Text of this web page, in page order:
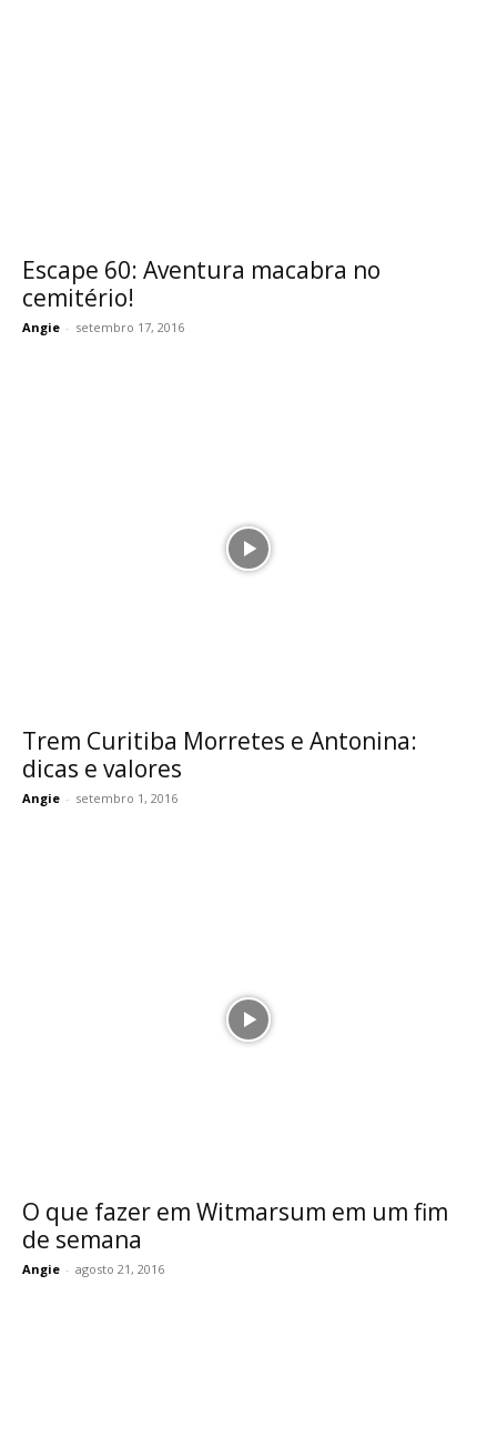
Escape 60: Aventura macabra no
cemitério!
Angie - setembro 17, 2016
Trem Curitiba Morretes e Antonina:
dicas e valores
Angie - setembro 1, 2016
O que fazer em Witmarsum em um fim
de semana
Angie - agosto 21, 2016